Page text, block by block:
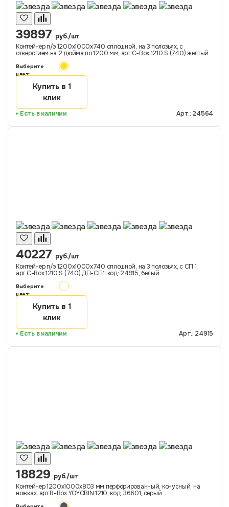
39897 руб./шт
Контейнер п/э 1200х1000х740 сплошной, на 3 полозьях, с
отверстием на 2 дюйма по 1200 мм, арт.C-Box 1210 S (740) желтый
ДП-ОС, код: 24564
Выберите
цвет:
Купить в 1
клик
Есть в наличии Арт.: 24564
40227 руб./шт
Контейнер п/э 1200х1000х740 сплошной, на 3 полозьях, с СП 1,
арт.C-Box 1210 S (740) ДП-СП1, код: 24915, белый
Выберите
цвет:
Купить в 1
клик
Есть в наличии Арт.: 24915
18829 руб./шт
Контейнер 1200х1000х803 мм перфорированный, конусный, на
ножках, арт.B-Box YOYOBIN 1210, код: 36601, серый